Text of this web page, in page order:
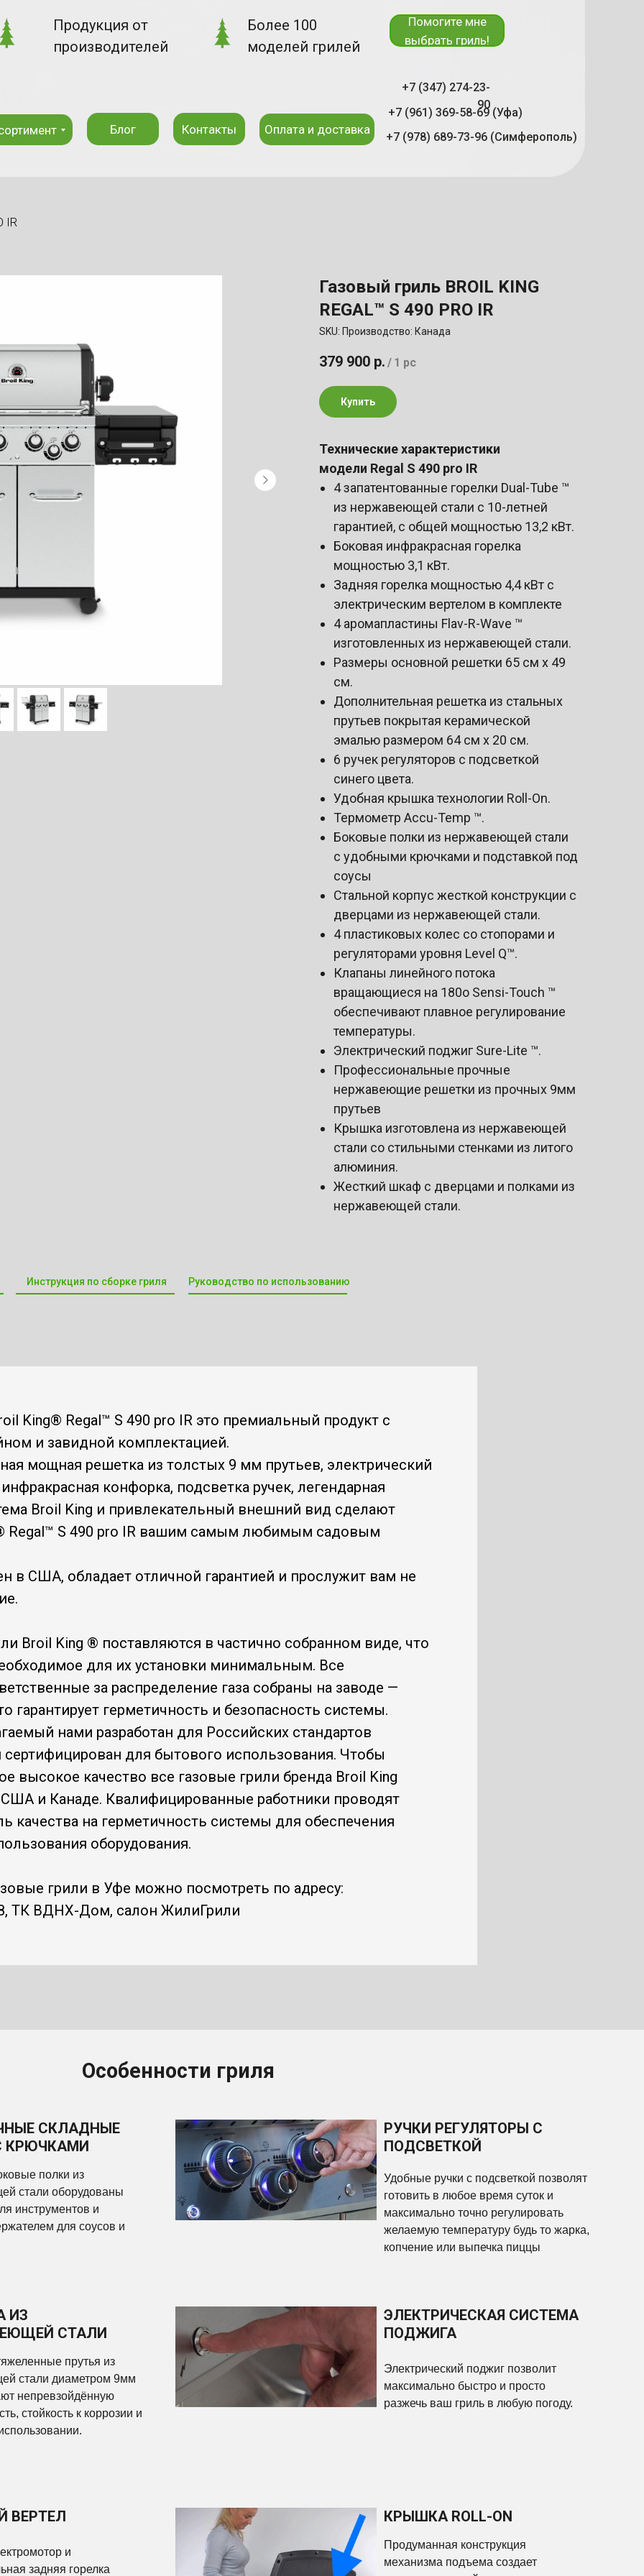
+7 (347) 274-23-
90
Помогите мне
выбрать гриль!
+7 (978) 689-73-96 (Симферополь)
Контакты
Блог
+7 (961) 369-58-69 (Уфа)
Продукция от
производителей
Оплата и доставка
Более 100
моделей грилей
IR
Газовый гриль BROIL KING
REGAL™ S 490 PRO IR
SKU: Производство: Канада
379 900 р. / 1 pc
Купить
Технические характеристики
модели Regal S 490 pro IR
4 запатентованные горелки Dual-Tube ™
из нержавеющей стали с 10-летней
гарантией, с общей мощностью 13,2 кВт.
Боковая инфракрасная горелка
мощностью 3,1 кВт.
Задняя горелка мощностью 4,4 кВт с
электрическим вертелом в комплекте
4 аромапластины Flav-R-Wave ™
изготовленных из нержавеющей стали.
Размеры основной решетки 65 см х 49
см.
Дополнительная решетка из стальных
прутьев покрытая керамической
эмалью размером 64 см х 20 см.
6 ручек регуляторов с подсветкой
синего цвета.
Удобная крышка технологии Roll-On.
Термометр Accu-Temp ™.
Боковые полки из нержавеющей стали
с удобными крючками и подставкой под
соусы
Стальной корпус жесткой конструкции с
дверцами из нержавеющей стали.
4 пластиковых колес со стопорами и
регуляторами уровня Level Q™.
Клапаны линейного потока
вращающиеся на 180о Sensi-Touch ™
обеспечивают плавное регулирование
температуры.
Электрический поджиг Sure-Lite ™.
Профессиональные прочные
нержавеющие решетки из прочных 9мм
прутьев
Крышка изготовлена из нержавеющей
стали со стильными стенками из литого
алюминия.
Жесткий шкаф с дверцами и полками из
нержавеющей стали.
Инструкция по сборке гриля Руководство по использованию
King® Regal™ S 490 pro IR это премиальный продукт с
и завидной комплектацией.
мощная решетка из толстых 9 мм прутьев, электрический
конфорка, подсветка ручек, легендарная
Broil King и привлекательный внешний вид сделают
Regal™ S 490 pro IR вашим самым любимым садовым
в США, обладает отличной гарантией и прослужит вам не
Broil King ® поставляются в частично собранном виде, что
для их установки минимальным. Все
за распределение газа собраны на заводе —
гарантирует герметичность и безопасность системы.
нами разработан для Российских стандартов
сертифицирован для бытового использования. Чтобы
высокое качество все газовые грили бренда Broil King
США и Канаде. Квалифицированные работники проводят
качества на герметичность системы для обеспечения
оборудования.
грили в Уфе можно посмотреть по адресу:
ТК ВДНХ-Дом, салон ЖилиГрили
СКЛАДНЫЕ
КРЮЧКАМИ
полки из
стали оборудованы
инструментов и
для соусов и
РУЧКИ РЕГУЛЯТОРЫ С
ПОДСВЕТКОЙ
ВЕРТЕЛ
и
задняя горелка
ЭЛЕКТРИЧЕСКАЯ СИСТЕМА
ПОДЖИГА
Электрический поджиг позволит
максимально быстро и просто
разжечь ваш гриль в любую погоду.
прутья из
стали диаметром 9мм
непревзойдённую
стойкость к коррозии и
Удобные ручки с подсветкой позволят
готовить в любое время суток и
максимально точно регулировать
желаемую температуру будь то жарка,
копчение или выпечка пиццы
КРЫШКА ROLL-ON
Продуманная конструкция
механизма подъема создает
Особенности гриля
ИЗ
СТАЛИ